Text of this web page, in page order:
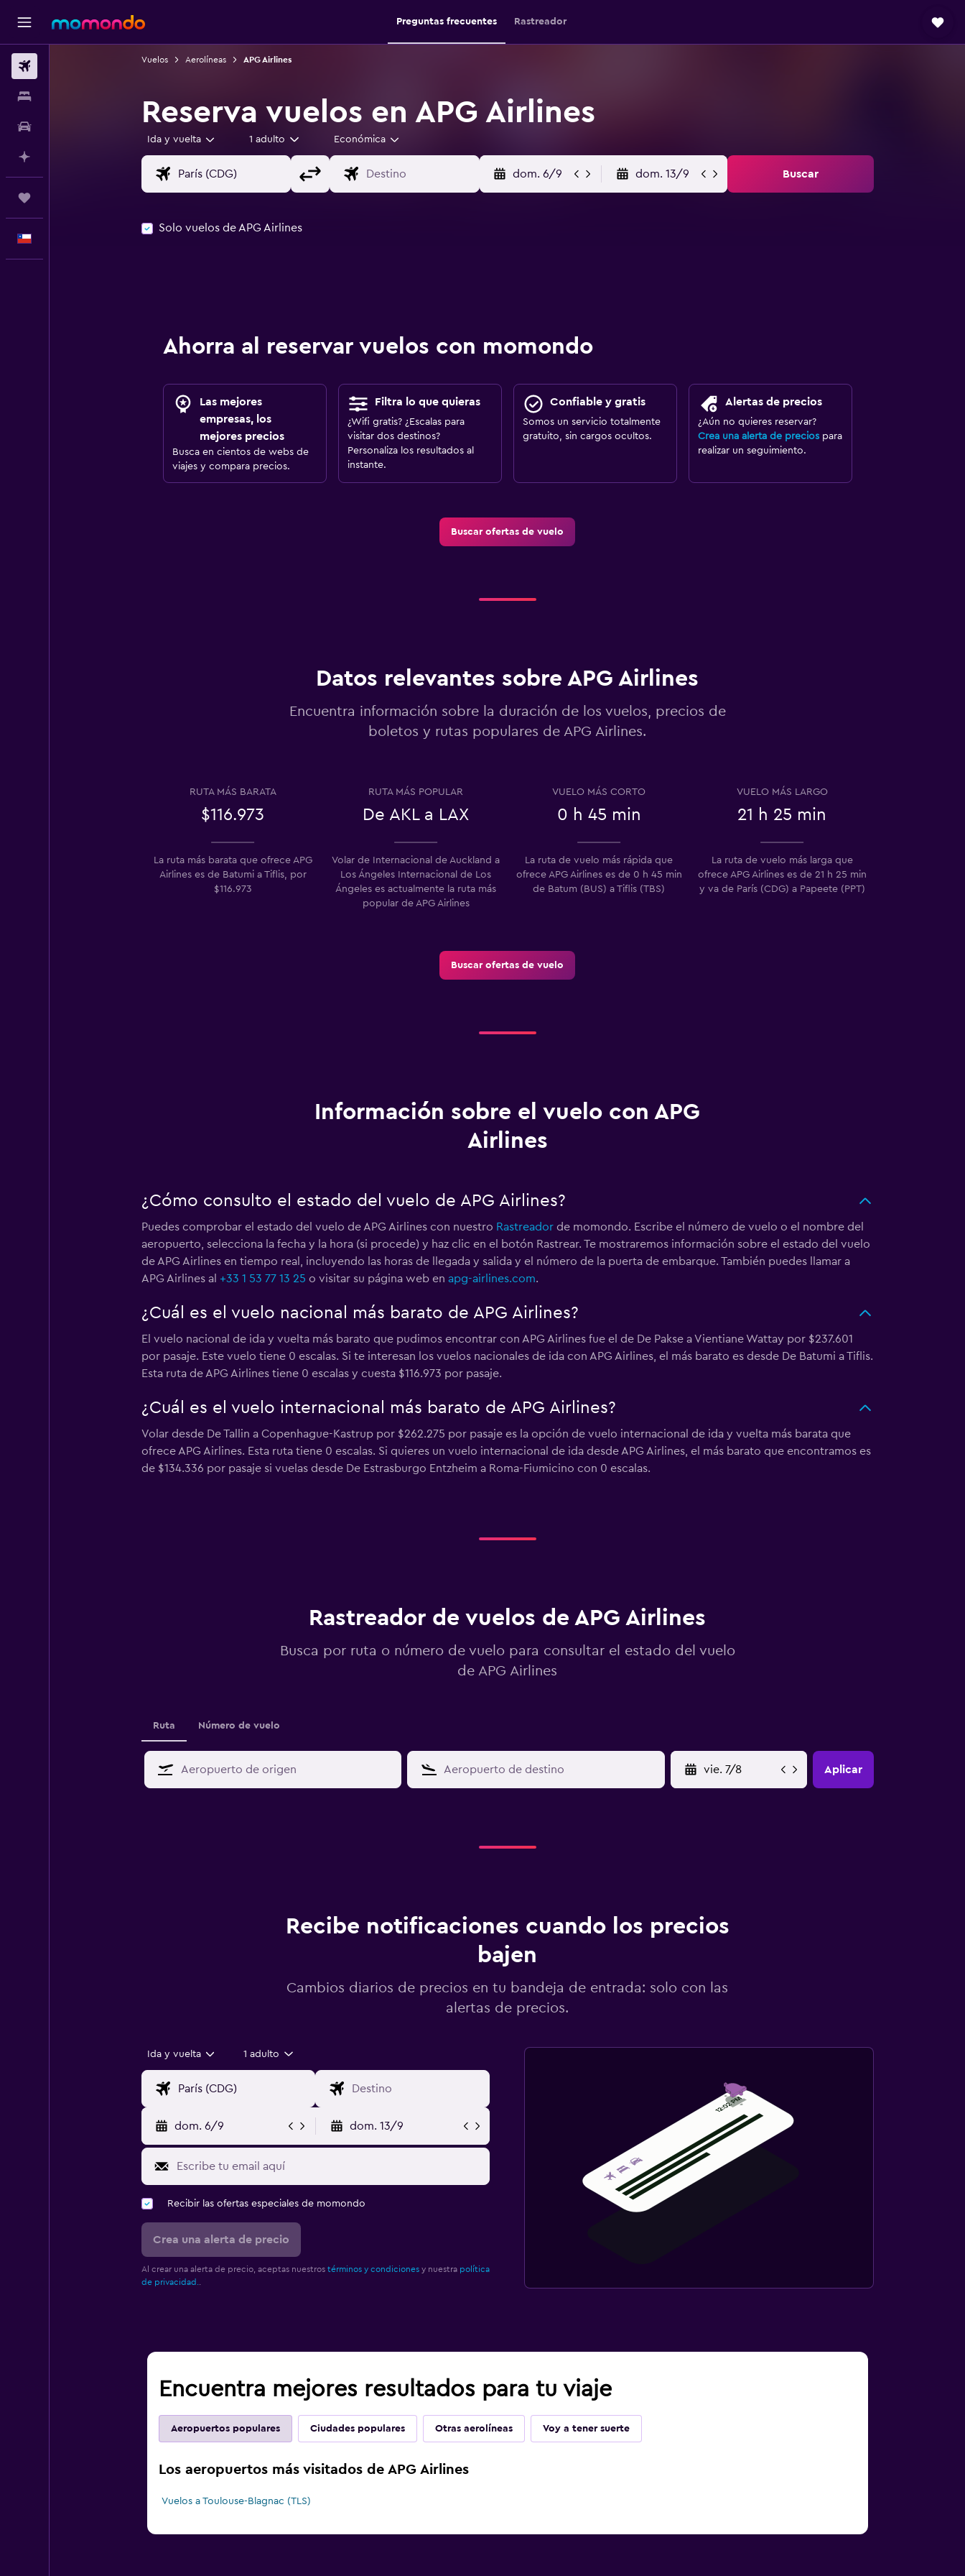
Preguntas frecuentes Rastreador
Vuelos Aerolíneas APG Airlines
Reserva vuelos en APG Airlines
Ida y vuelta 1 adulto Económica
dom. 6/9 dom. 13/9 Buscar
Solo vuelos de APG Airlines
Ahorra al reservar vuelos con momondo
Las mejores
empresas, los
mejores precios
Busca en cientos de webs de
viajes y compara precios.
Filtra lo que quieras
¿Wifi gratis? ¿Escalas para
visitar dos destinos?
Personaliza los resultados al
instante.
Confiable y gratis
Somos un servicio totalmente
gratuito, sin cargos ocultos.
Alertas de precios
¿Aún no quieres reservar?
Crea una alerta de preciospara
realizar un seguimiento.
Buscar ofertas de vuelo
Datos relevantes sobre APG Airlines
Encuentra información sobre la duración de los vuelos, precios de
boletos y rutas populares de APG Airlines.
RUTA MÁS BARATA
$116.973
RUTA MÁS POPULAR
De AKL a LAX
VUELO MÁS CORTO
0 h 45 min
VUELO MÁS LARGO
21 h 25 min
La ruta más barata que ofrece APG
Airlines es de Batumi a Tiflis, por
$116.973
Volar de Internacional de Auckland a
Los Ángeles Internacional de Los
Ángeles es actualmente la ruta más
popular de APG Airlines
La ruta de vuelo más rápida que
ofrece APG Airlines es de 0 h 45 min
de Batum (BUS) a Tiflis (TBS)
La ruta de vuelo más larga que
ofrece APG Airlines es de 21 h 25 min
y va de París (CDG) a Papeete (PPT)
Buscar ofertas de vuelo
Información sobre el vuelo con APG
Airlines
¿Cómo consulto el estado del vuelo de APG Airlines?
Puedes comprobar el estado del vuelo de APG Airlines con nuestro Rastreadorde momondo. Escribe el número de vuelo o el nombre del
aeropuerto, selecciona la fecha y la hora (si procede) y haz clic en el botón Rastrear. Te mostraremos información sobre el estado del vuelo
de APG Airlines en tiempo real, incluyendo las horas de llegada y salida y el número de la puerta de embarque. También puedes llamar a
APG Airlines al +33 1 53 77 13 25 o visitar su página web en apg-airlines.com.
¿Cuál es el vuelo nacional más barato de APG Airlines?
El vuelo nacional de ida y vuelta más barato que pudimos encontrar con APG Airlines fue el de De Pakse a Vientiane Wattay por $237.601
por pasaje. Este vuelo tiene 0 escalas. Si te interesan los vuelos nacionales de ida con APG Airlines, el más barato es desde De Batumi a Tiflis.
Esta ruta de APG Airlines tiene 0 escalas y cuesta $116.973 por pasaje.
¿Cuál es el vuelo internacional más barato de APG Airlines?
Volar desde De Tallin a Copenhague-Kastrup por $262.275 por pasaje es la opción de vuelo internacional de ida y vuelta más barata que
ofrece APG Airlines. Esta ruta tiene 0 escalas. Si quieres un vuelo internacional de ida desde APG Airlines, el más barato que encontramos es
de $134.336 por pasaje si vuelas desde De Estrasburgo Entzheim a Roma-Fiumicino con 0 escalas.
Rastreador de vuelos de APG Airlines
Busca por ruta o número de vuelo para consultar el estado del vuelo
de APG Airlines
Ruta Número de vuelo
Aplicar
Recibe notificaciones cuando los precios
bajen
Cambios diarios de precios en tu bandeja de entrada: solo con las
alertas de precios.
Ida y vuelta 1 adulto
dom. 6/9 dom. 13/9
Recibir las ofertas especiales de momondo
Crea una alerta de precio
Al crear una alerta de precio, aceptas nuestros términos y condicionesy nuestra política
de privacidad.
Encuentra mejores resultados para tu viaje
Aeropuertos populares Ciudades populares Otras aerolíneas Voy a tener suerte
Los aeropuertos más visitados de APG Airlines
Vuelos a Toulouse-Blagnac (TLS)